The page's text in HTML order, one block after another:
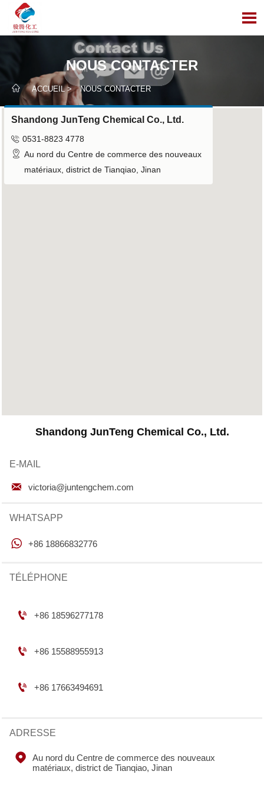

NOUS CONTACTER
 ACCUEIL> NOUS CONTACTER
Shandong JunTeng Chemical Co., Ltd.
 0531-8823 4778
 Au nord du Centre de commerce des nouveaux
matériaux, district de Tianqiao, Jinan
Shandong JunTeng Chemical Co., Ltd.
E-MAIL
 victoria@juntengchem.com
WHATSAPP
 +86 18866832776
TÉLÉPHONE
 +86 18596277178
 +86 15588955913
 +86 17663494691
ADRESSE

Au nord du Centre de commerce des nouveaux
matériaux, district de Tianqiao, Jinan